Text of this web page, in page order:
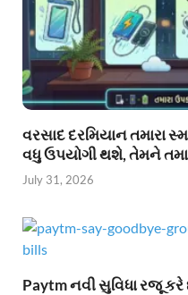
વરસાદ દરમિયાન તમારા
વધુ ઉપયોગી થશે, તેમને
July 31, 2026
Paytm નવી સુવિધા રજૂ